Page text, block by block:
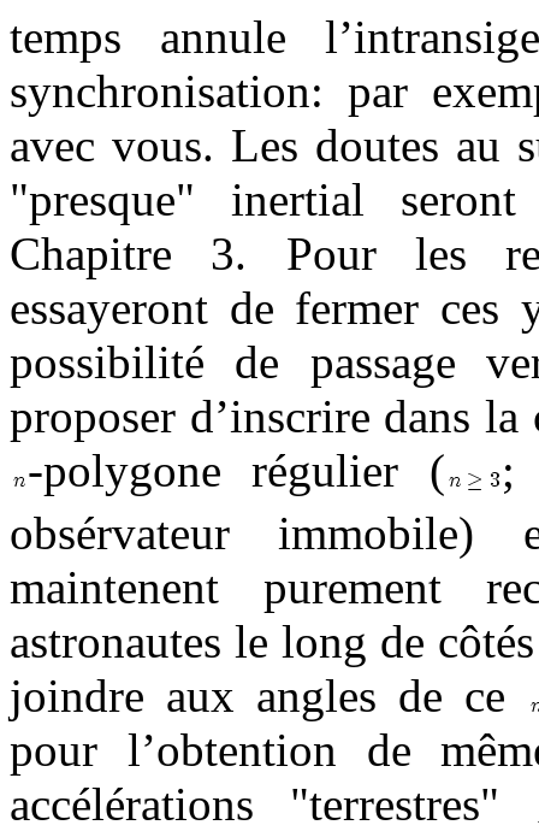
temps annule
synchronisation: par
avec vous. Les doutes au
"presque" inertial
Chapitre 3. Pour les
essayeront de fermer
possibilité de passage
proposer d’inscrire dans
-polygone régulier (
;
obsérvateur immobile)
maintenent purement
astronautes le long de
joindre aux angles de ce
pour l’obtention de
accélérations "terrestres"